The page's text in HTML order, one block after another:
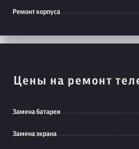
Ремонт корпуса
Цены на ремонт
Замена батареи
Замена экрана